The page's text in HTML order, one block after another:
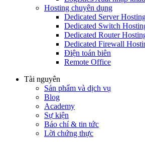
Hosting chuyên dụng
Dedicated Server
Dedicated Switch
Dedicated Router
Dedicated Firewall
Điện toán biên
Remote Office
Tài nguyên
Sản phẩm và dịch vụ
Blog
Academy
Sự kiện
Báo chí & tin tức
Lời chứng thực